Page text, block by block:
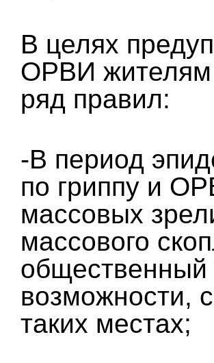
В целях
ОРВИ жителям
ряд правил:
-В период
по гриппу и
массовых
массового
общественный
возможности,
таких местах;